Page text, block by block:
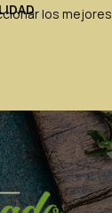
los mejores